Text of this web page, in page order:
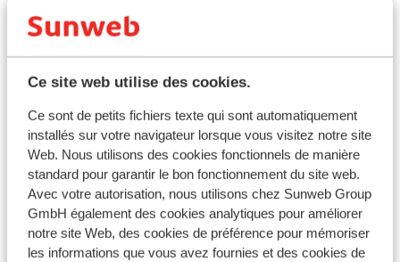
Ce site web utilise des cookies.
Ce sont de petits fichiers texte qui sont automatiquement
installés sur votre navigateur lorsque vous visitez notre site
Web. Nous utilisons des cookies fonctionnels de manière
standard pour garantir le bon fonctionnement du site web.
Avec votre autorisation, nous utilisons chez Sunweb Group
GmbH également des cookies analytiques pour améliorer
notre site Web, des cookies de préférence pour mémoriser
les informations que vous avez fournies et des cookies de
Remontées mécaniques 173 total
35
Télécabines
49
Télésièges